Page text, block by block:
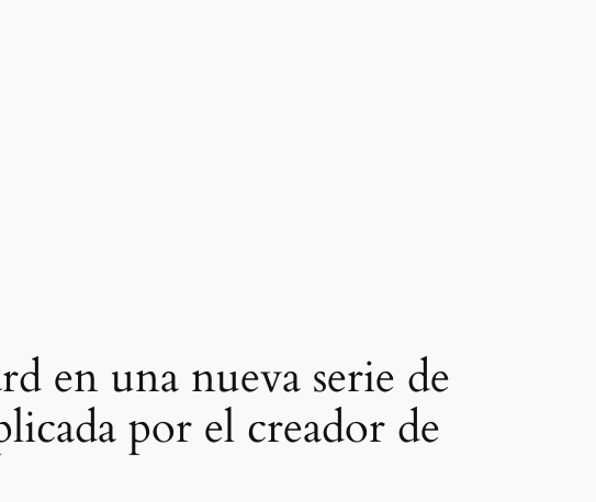
en una nueva serie de
por el creador de